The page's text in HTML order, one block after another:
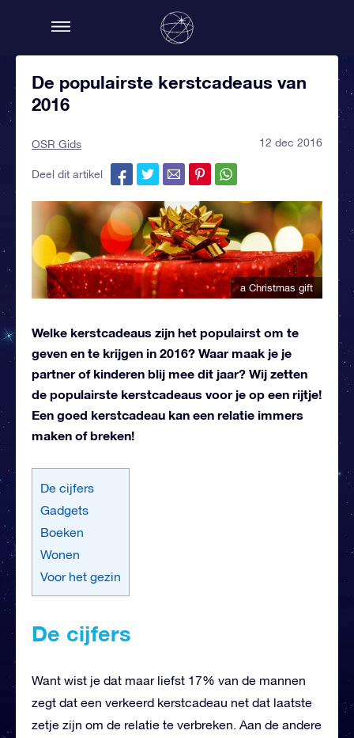
De populairste kerstcadeaus van
2016
OSR Gids 12 dec 2016
Deel dit artikel
a Christmas gift
Welke kerstcadeaus zijn het populairst om te
geven en te krijgen in 2016? Waar maak je je
partner of kinderen blij mee dit jaar? Wij zetten
de populairste kerstcadeaus voor je op een rijtje!
Een goed kerstcadeau kan een relatie immers
maken of breken!
De cijfers
Gadgets
Boeken
Wonen
Voor het gezin
De cijfers
Want wist je dat maar liefst 17% van de mannen
zegt dat een verkeerd kerstcadeau net dat laatste
zetje zijn om de relatie te verbreken. Aan de andere